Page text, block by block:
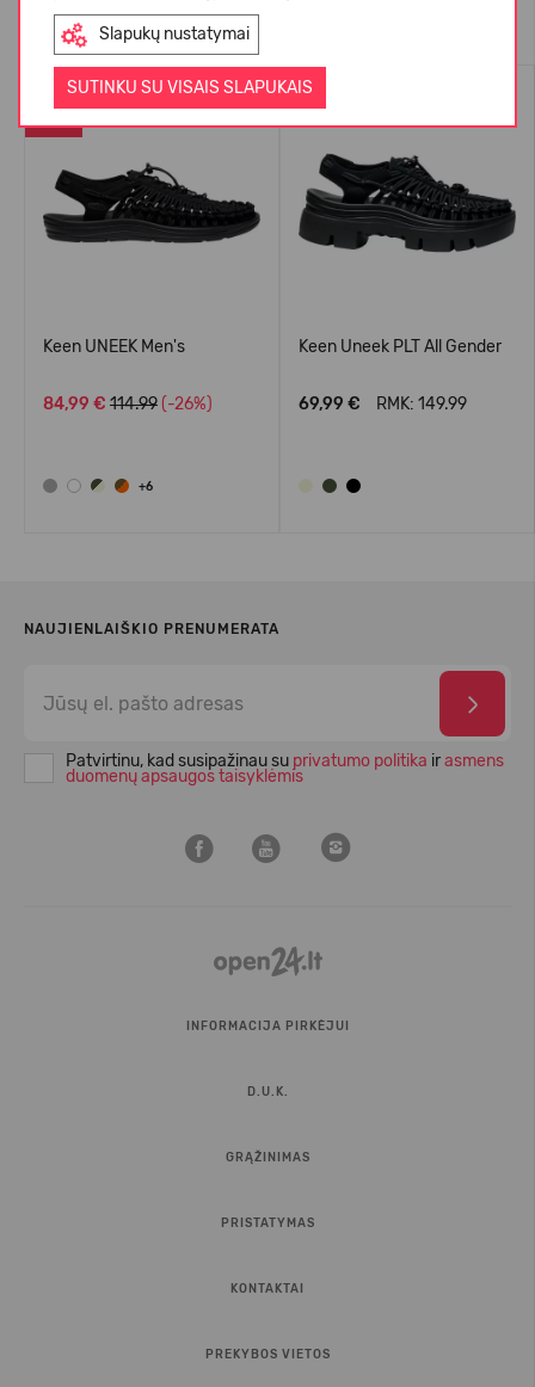
Slapukų nustatymai
SUTINKU SU VISAIS SLAPUKAIS
Panašios prekės
PERKAMIAUSIAS
Keen UNEEK Men's
84,99 € 114.99 (-26%)
+6
VASARAI
Keen Uneek PLT All Gender
69,99 € RMK: 149.99
NAUJIENLAIŠKIO PRENUMERATA
Patvirtinu, kad susipažinau su privatumo politika irasmens
duomenų apsaugos taisyklėmis
INFORMACIJA PIRKĖJUI
D.U.K.
GRĄŽINIMAS
PRISTATYMAS
KONTAKTAI
PREKYBOS VIETOS